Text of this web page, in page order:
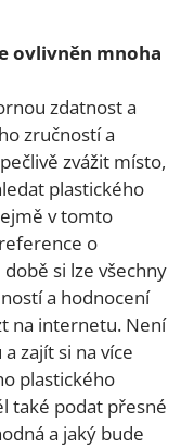
ovlivněn mnoha
zdatnost a
zručností a
zvážit místo,
plastického
v tomto
o
si lze všechny
a hodnocení
na internetu. Není
zajít si na více
plastického
také podat přesné
a jaký bude